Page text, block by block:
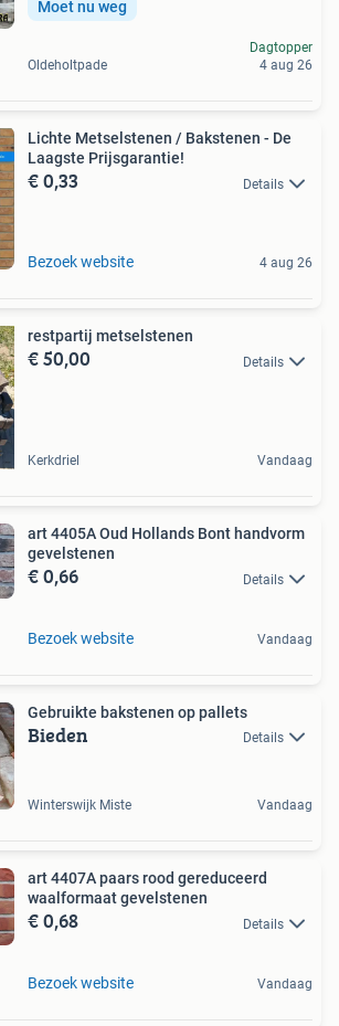
Moet nu weg
Oldeholtpade
Dagtopper
4 aug 26
Lichte Metselstenen / Bakstenen - De
Laagste Prijsgarantie!
€ 0,33 Details
Bezoek website 4 aug 26
restpartij metselstenen
€ 50,00 Details
Kerkdriel Vandaag
art 4405A Oud Hollands Bont handvorm
gevelstenen
€ 0,66 Details
Bezoek website Vandaag
Gebruikte bakstenen op pallets
Bieden Details
Winterswijk Miste Vandaag
art 4407A paars rood gereduceerd
waalformaat gevelstenen
€ 0,68 Details
Bezoek website Vandaag